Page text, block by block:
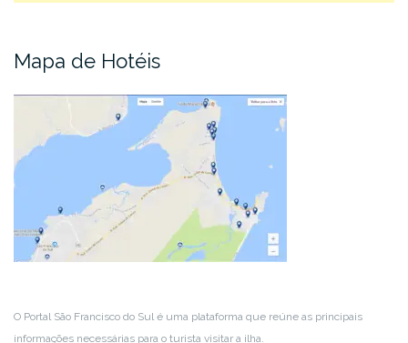
Mapa de Hotéis
O Portal São Francisco do Sul é uma plataforma que reúne as principais
informações necessárias para o turista visitar a ilha.